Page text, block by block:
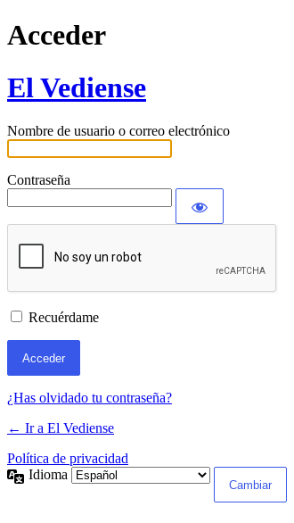
Acceder
El Vediense
Nombre de usuario o correo electrónico
Contraseña
Recuérdame
¿Has olvidado tu contraseña?
← Ir a El Vediense
Política de privacidad
Idioma